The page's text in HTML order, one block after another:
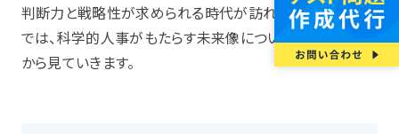
判断力と戦略性が求められる時代が訪れています。以下
では、科学的人事がもたらす未来像について、3つの視点
から見ていきます。